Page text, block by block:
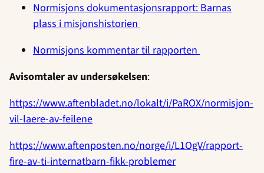
Normisjons dokumentasjonsrapport: Barnas
plass i misjonshistorien
Normisjons kommentar til rapporten
Avisomtaler av undersøkelsen:
https://www.aftenbladet.no/lokalt/i/PaROX/normisjon-
vil-laere-av-feilene
https://www.aftenposten.no/norge/i/L1OgV/rapport-
fire-av-ti-internatbarn-fikk-problemer